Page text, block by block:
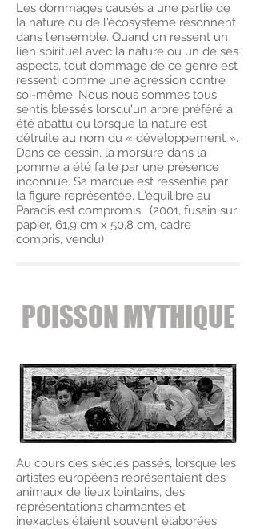
Les dommages causés à une partie de
la nature ou de l'écosystème résonnent
dans l'ensemble. Quand on ressent un
lien spirituel avec la nature ou un de ses
aspects, tout dommage de ce genre est
ressenti comme une agression contre
soi-même. Nous nous sommes tous
sentis blessés lorsqu'un arbre préféré a
été abattu ou lorsque la nature est
détruite au nom du « développement ».
Dans ce dessin, la morsure dans la
pomme a été faite par une présence
inconnue. Sa marque est ressentie par
la figure représentée. L'équilibre au
Paradis est compromis. (2001, fusain sur
papier, 61,9 cm x 50,8 cm, cadre
compris, vendu)
POISSON MYTHIQUE
Au cours des siècles passés, lorsque les
artistes européens représentaient des
animaux de lieux lointains, des
représentations charmantes et
inexactes étaient souvent élaborées